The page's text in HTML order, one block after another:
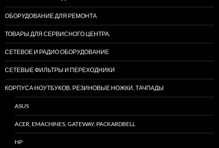
ОБОРУДОВАНИЕ ДЛЯ РЕМОНТА
ТОВАРЫ ДЛЯ СЕРВИСНОГО ЦЕНТРА.
СЕТЕВОЕ И РАДИО ОБОРУДОВАНИЕ
СЕТЕВЫЕ ФИЛЬТРЫ И ПЕРЕХОДНИКИ
КОРПУСА НОУТБУКОВ, РЕЗИНОВЫЕ НОЖКИ, ТАЧПАДЫ
ASUS
ACER, EMACHINES, GATEWAY, PACKARDBELL
HP